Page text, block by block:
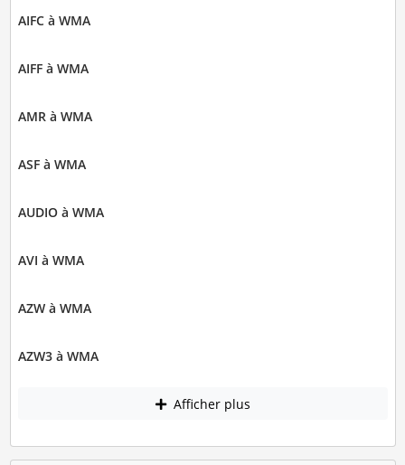
AIFC à WMA
AIFF à WMA
AMR à WMA
ASF à WMA
AUDIO à WMA
AVI à WMA
AZW à WMA
AZW3 à WMA
Afficher plus